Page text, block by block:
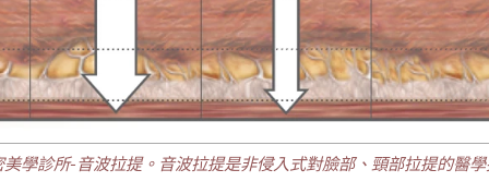
學診所-音波拉提。音波拉提是非侵入式對臉部、頸部拉提的醫